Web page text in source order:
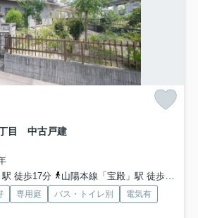
目 中古戸建
徒歩17分
山陽本線「宝殿」駅 徒歩36分
専用庭 バス・トイレ別
電気有